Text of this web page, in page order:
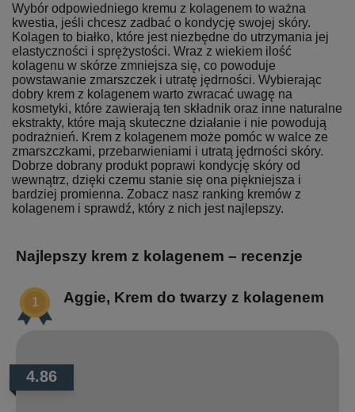
Wybór odpowiedniego kremu z kolagenem to ważna
kwestia, jeśli chcesz zadbać o kondycję swojej skóry.
Kolagen to białko, które jest niezbędne do utrzymania jej
elastyczności i sprężystości. Wraz z wiekiem ilość
kolagenu w skórze zmniejsza się, co powoduje
powstawanie zmarszczek i utratę jędrności. Wybierając
dobry krem z kolagenem warto zwracać uwagę na
kosmetyki, które zawierają ten składnik oraz inne naturalne
ekstrakty, które mają skuteczne działanie i nie powodują
podrażnień. Krem z kolagenem może pomóc w walce ze
zmarszczkami, przebarwieniami i utratą jędrności skóry.
Dobrze dobrany produkt poprawi kondycję skóry od
wewnątrz, dzięki czemu stanie się ona piękniejsza i
bardziej promienna. Zobacz nasz ranking kremów z
kolagenem i sprawdź, który z nich jest najlepszy.
Najlepszy krem z kolagenem – recenzje
Aggie, Krem do twarzy z kolagenem
4.86